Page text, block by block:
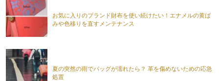
お気に入りのブランド財布を使い続けたい！エナメルの黄ば
みや色移りを直すメンテナンス
夏の突然の雨でバッグが濡れたら？ 革を傷めないための応急
処置